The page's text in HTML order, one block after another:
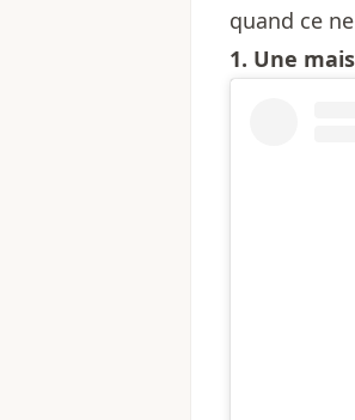
quand ce
1. Une